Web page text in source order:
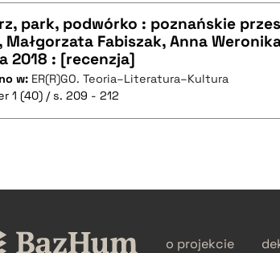
TEKST
park, podwórko : poznańskie
Małgorzata Fabiszak, Anna
2018 : [recenzja]
w: ER(R)GO. Teoria–Literatura–Kultura
1 (40) / s. 209 - 212
o projekcie